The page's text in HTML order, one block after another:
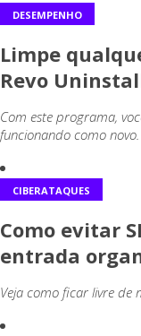
DESEMPENHO
Limpe
Revo
Com este programa,
funcionando como
CIBERATAQUES
Como evitar
entrada
Veja como ficar livre de